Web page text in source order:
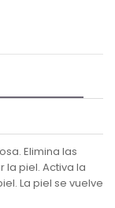
Elimina las
la piel. Activa la
La piel se vuelve